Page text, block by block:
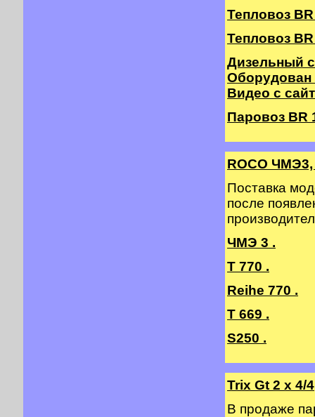
Тепловоз
Тепловоз
Дизельный
Оборудован
Видео с
Паровоз BR
ROCO ЧМЭ3,
Поставка
после
ЧМЭ 3 .
T 770 .
Reihe 770 .
T 669 .
S250 .
Trix Gt 2 х 4/4
В продаже